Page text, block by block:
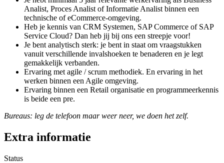
Analist, Proces Analist of Informatie Analist binnen een
technische of eCommerce-omgeving.
Heb je kennis van CRM Systemen, SAP Commerce of SAP
Service Cloud? Dan heb jij bij ons een streepje voor!
Je bent analytisch sterk: je bent in staat om vraagstukken
vanuit verschillende invalshoeken te benaderen en je legt
gemakkelijk verbanden.
Ervaring met agile / scrum methodiek. En ervaring in het
werken binnen een Agile omgeving.
Ervaring binnen een Retail organisatie en programmeerkennis
is beide een pre.
Bureaus: leg de telefoon maar weer neer, we doen het zelf.
Extra informatie
Status